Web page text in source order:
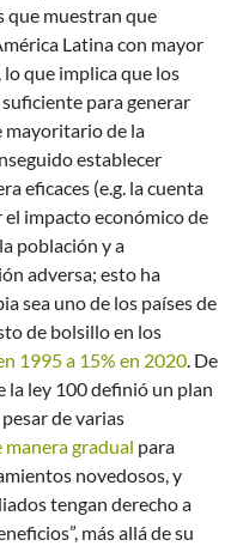
que muestran que
Latina con mayor
lo que implica que los
para generar
mayoritario de la
establecer
eficaces (e.g. la cuenta
impacto económico de
población y a
adversa; esto ha
sea uno de los países de
de bolsillo en los
1995 a 15% en 2020. De
la ley 100 definió un plan
de varias
gradual para
novedosos, y
tengan derecho a
más allá de su